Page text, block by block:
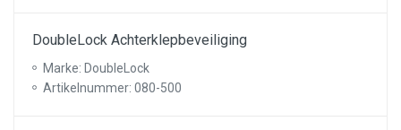
DoubleLock Achterklepbeveiliging
Marke: DoubleLock
Artikelnummer: 080-500